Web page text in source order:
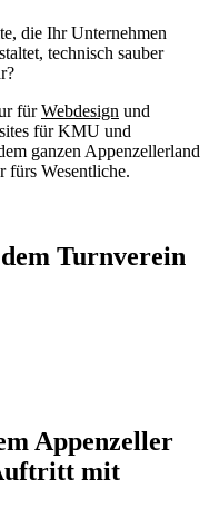
die Ihr Unternehmen
technisch sauber
fürWebdesign und
für KMU und
ganzen Appenzellerland
fürs Wesentliche.
Turnverein
Appenzeller
mit